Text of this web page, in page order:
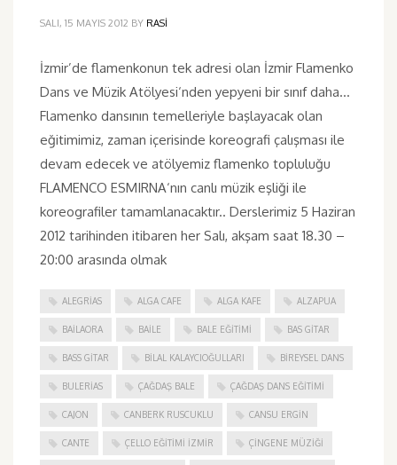
SALI, 15 MAYIS 2012 BY RASI
İzmir’de flamenkonun tek adresi olan İzmir Flamenko
Dans ve Müzik Atölyesi‘nden yepyeni bir sınıf daha…
Flamenko dansının temelleriyle başlayacak olan
eğitimimiz, zaman içerisinde koreografi çalışması ile
devam edecek ve atölyemiz flamenko topluluğu
FLAMENCO ESMIRNA‘nın canlı müzik eşliği ile
koreografiler tamamlanacaktır.. Derslerimiz 5 Haziran
2012 tarihinden itibaren her Salı, akşam saat 18.30 –
20:00 arasında olmak
ALEGRIAS ALGA CAFE ALGA KAFE ALZAPUA
BAILAORA BAILE BALE EĞITIMI BAS GITAR
BASS GITAR BILAL KALAYCIOĞULLARI BIREYSEL DANS
BULERIAS ÇAĞDAŞ BALE ÇAĞDAŞ DANS EĞITIMI
CAJON CANBERK RUSCUKLU CANSU ERGIN
CANTE ÇELLO EĞITIMI İZMIR ÇINGENE MÜZIĞI